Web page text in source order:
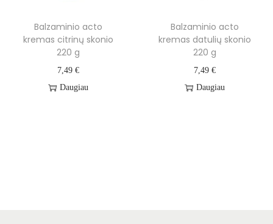
Balzaminio acto
kremas citrinų skonio
220 g
7,49 €
Daugiau
Balzaminio acto
kremas datulių skonio
220 g
7,49 €
Daugiau